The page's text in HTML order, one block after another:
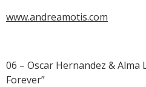
www.andreamotis.com
06 – Oscar Hernandez & Alma
Forever”